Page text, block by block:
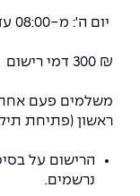
יום ה': מ-08:00 עד 17:50 (מתמטיקה + פיזיקה)
₪ 300 דמי רישום
משלמים פעם אחת
ראשון (פתיחת
נרשמים.